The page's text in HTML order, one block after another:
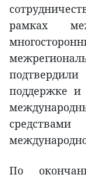
рамках
поддержке и
По